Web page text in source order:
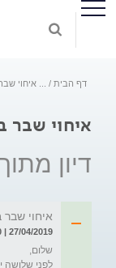
דף הבית איחוי
איחוי שבר
דיון
איחוי
27/04/2019 | 20:00 | מאת: עדי
לפני שלושה